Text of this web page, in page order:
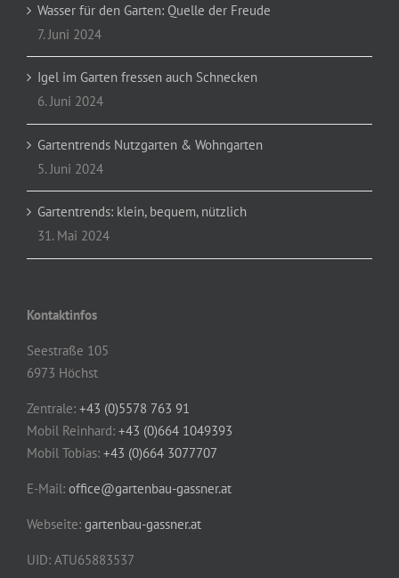
Wasser für den Garten: Quelle der Freude
7. Juni 2024
Igel im Garten fressen auch Schnecken
6. Juni 2024
Gartentrends Nutzgarten & Wohngarten
5. Juni 2024
Gartentrends: klein, bequem, nützlich
31. Mai 2024
Kontaktinfos
Seestraße 105
6973 Höchst
Zentrale: +43 (0)5578 763 91
Mobil Reinhard: +43 (0)664 1049393
Mobil Tobias: +43 (0)664 3077707
E-Mail: office@gartenbau-gassner.at
Webseite: gartenbau-gassner.at
UID: ATU65883537